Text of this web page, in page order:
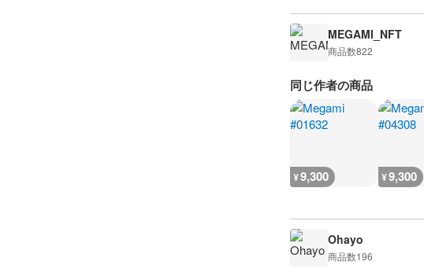
MEGAMI_NFT
商品数822
同じ作者の商品
¥9,300 ¥9,300
Ohayo
商品数196